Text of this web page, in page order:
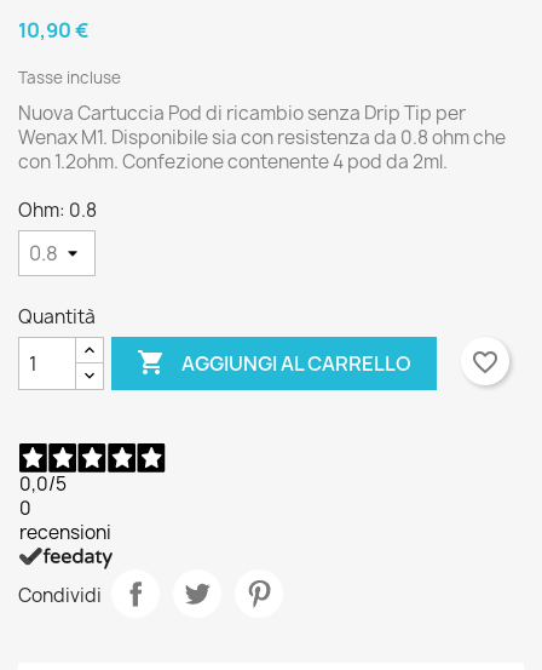
10,90 €
Tasse incluse
Nuova Cartuccia Pod di ricambio senza Drip Tip per
Wenax M1. Disponibile sia con resistenza da 0.8 ohm che
con 1.2ohm. Confezione contenente 4 pod da 2ml.
Ohm: 0.8
Quantità
 AGGIUNGI AL CARRELLO favorite_border
0,0/5
0
recensioni
Condividi